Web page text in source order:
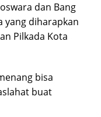
dan Bang
yang diharapkan
Pilkada Kota
bisa
buat